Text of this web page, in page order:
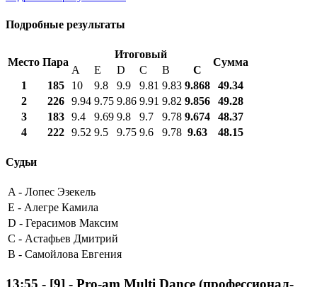
Подробные результаты
Место Пара
Итоговый
Сумма
A E D C B
С
1
185 10 9.8 9.9 9.81 9.83 9.868
49.34
2
226 9.94 9.75 9.86 9.91 9.82 9.856
49.28
3
183 9.4 9.69 9.8 9.7 9.78 9.674
48.37
4
222 9.52 9.5 9.75 9.6 9.78 9.63 48.15
Судьи
A - Лопес Эзекель
E - Алегре Камила
D - Герасимов Максим
C - Астафьев Дмитрий
B - Самойлова Евгения
13:55 - [9] - Pro-am Multi Dance (профессионал-